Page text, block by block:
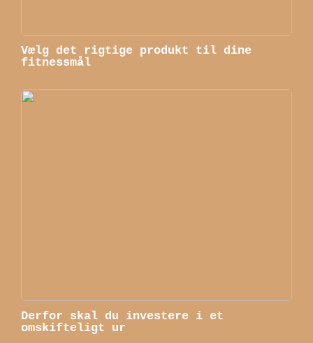
Vælg det rigtige produkt til dine
fitnessmål
Derfor skal du investere i et
omskifteligt ur